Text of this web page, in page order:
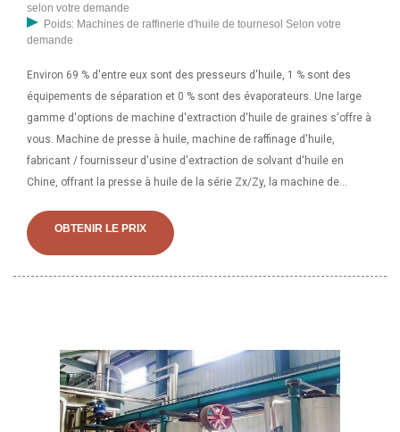
selon votre demande
Poids: Machines de raffinerie d'huile de tournesol Selon votre
demande
Environ 69 % d'entre eux sont des presseurs d'huile, 1 % sont des
équipements de séparation et 0 % sont des évaporateurs. Une large
gamme d'options de machine d'extraction d'huile de graines s'offre à
vous. Machine de presse à huile, machine de raffinage d'huile,
fabricant / fournisseur d'usine d'extraction de solvant d'huile en
Chine, offrant la presse à huile de la série Zx/Zy, la machine de
à huile 120-150t/jour, la machine de presse à huile de palme, Légume
OBTENIR LE PRIX